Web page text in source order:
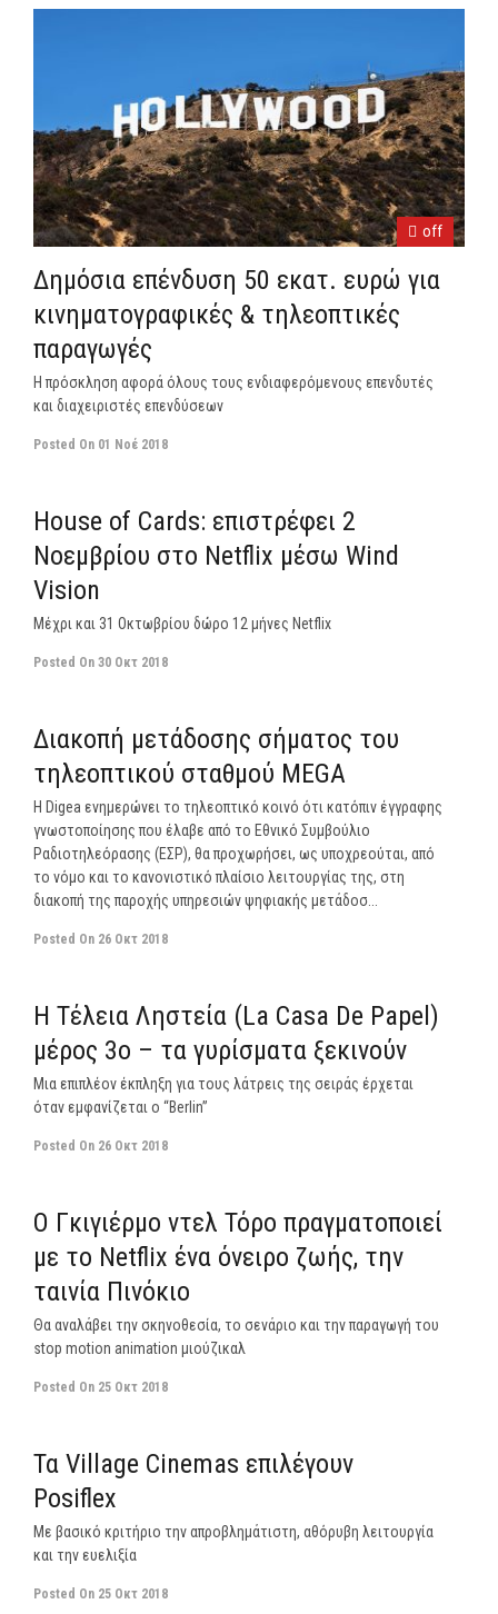
off
Δημόσια επένδυση 50 εκατ. ευρώ για
κινηματογραφικές & τηλεοπτικές
παραγωγές
Η πρόσκληση αφορά όλους τους ενδιαφερόμενους επενδυτές
και διαχειριστές επενδύσεων
Posted On 01 Νοέ 2018
House of Cards: επιστρέφει 2
Νοεμβρίου στο Netflix μέσω Wind
Vision
Μέχρι και 31 Οκτωβρίου δώρο 12 μήνες Netflix
Posted On 30 Οκτ 2018
Διακοπή μετάδοσης σήματος του
τηλεοπτικού σταθμού MEGA
H Digea ενημερώνει το τηλεοπτικό κοινό ότι κατόπιν έγγραφης
γνωστοποίησης που έλαβε από το Εθνικό Συμβούλιο
Ραδιοτηλεόρασης (ΕΣΡ), θα προχωρήσει, ως υποχρεούται, από
το νόμο και το κανονιστικό πλαίσιο λειτουργίας της, στη
διακοπή της παροχής υπηρεσιών ψηφιακής μετάδοσ...
Posted On 26 Οκτ 2018
Η Τέλεια Ληστεία (La Casa De Papel)
μέρος 3ο – τα γυρίσματα ξεκινούν
Μια επιπλέον έκπληξη για τους λάτρεις της σειράς έρχεται
όταν εμφανίζεται ο “Berlin”
Posted On 26 Οκτ 2018
O Γκιγιέρμο ντελ Τόρο πραγματοποιεί
με το Netflix ένα όνειρο ζωής, την
ταινία Πινόκιο
Θα αναλάβει την σκηνοθεσία, το σενάριο και την παραγωγή του
stop motion animation μιούζικαλ
Posted On 25 Οκτ 2018
Τα Village Cinemas επιλέγουν
Posiflex
Με βασικό κριτήριο την απροβλημάτιστη, αθόρυβη λειτουργία
και την ευελιξία
Posted On 25 Οκτ 2018